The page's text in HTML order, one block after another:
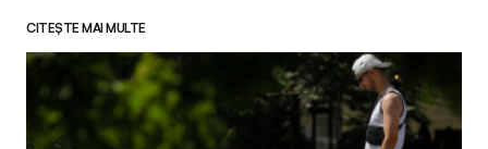
CITEȘTE MAI MULTE